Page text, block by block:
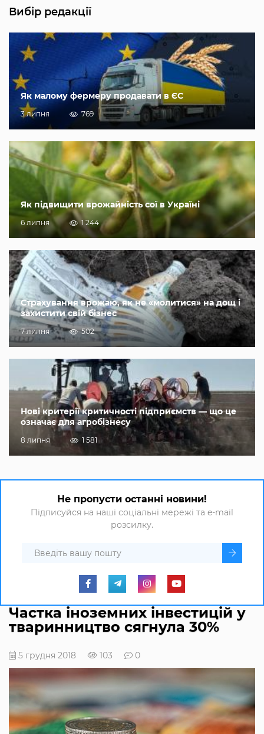
Вибір редакції
Як малому фермеру продавати в ЄС
3 липня 769
Як підвищити врожайність сої в Україні
6 липня 1 244
Страхування врожаю, як не «молитися» на дощ і
захистити свій бізнес
7 липня 502
Нові критерії критичності підприємств — що це
означає для агробізнесу
8 липня 1 581
Не пропусти останні новини!
Підписуйся на наші соціальні мережі та e-mail
розсилку.
Частка іноземних інвестицій у
тваринництво сягнула 30%
5 грудня 2018 103 0